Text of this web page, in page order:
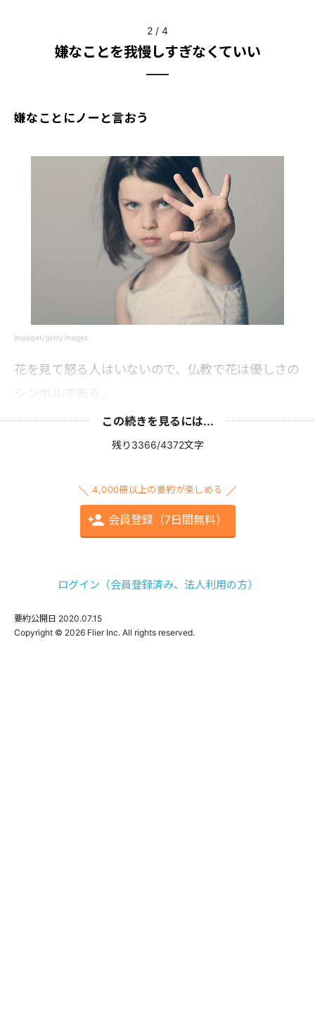
2 / 4
嫌なことを我慢しすぎなくていい
嫌なことにノーと言おう
jmpaget/gettyimages
花を見て怒る人はいないので、仏教で花は優しさの
シンボルである。
この続きを見るには...
残り3366/4372文字
4,000冊以上の要約が楽しめる
会員登録（7日間無料）
ログイン（会員登録済み、法人利用の方）
要約公開日 2020.07.15